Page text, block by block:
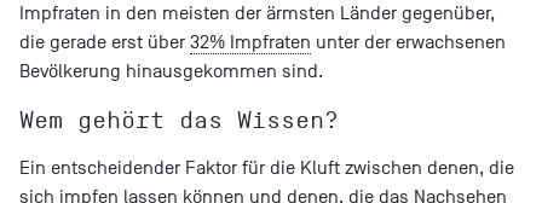
Impfraten in den meisten der ärmsten Länder gegenüber,
die gerade erst über 32% Impfraten unter der erwachsenen
Bevölkerung hinausgekommen sind.
Wem gehört das Wissen?
Ein entscheidender Faktor für die Kluft zwischen denen, die
sich impfen lassen können und denen, die das Nachsehen